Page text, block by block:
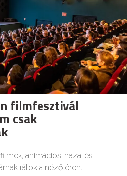
filmfesztivál
csak
animációs, hazai és
rátok a nézőtéren.